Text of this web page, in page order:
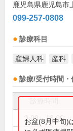
鹿児島県鹿児島市
099-257-0808
診療科目
産婦人科 産科
診療/受付時間・
9:00～13:00
お盆(8月中旬)